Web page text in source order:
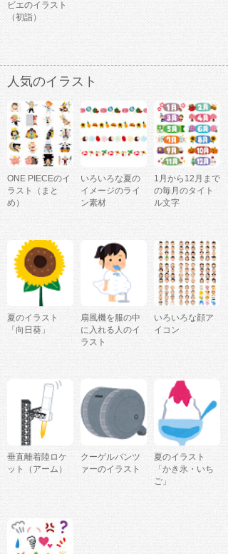
ビエのイラスト
（初詣）
人気のイラスト
ONE PIECEのイ
ラスト（まと
め）
いろいろな夏の
イメージのライ
ン素材
1月から12月まで
の毎月のタイト
ル文字
夏のイラスト
「向日葵」
扇風機を服の中
に入れる人のイ
ラスト
いろいろな顔ア
イコン
垂直離着陸ロケ
ット（アーム）
クーゲルパンツ
ァーのイラスト
夏のイラスト
「かき氷・いち
ご」